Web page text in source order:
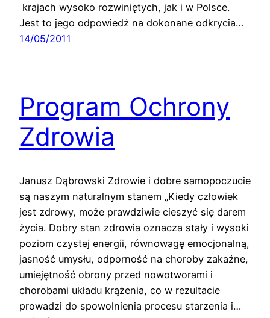
krajach wysoko rozwiniętych, jak i w Polsce.
Jest to jego odpowiedź na dokonane odkrycia…
14/05/2011
Program Ochrony
Zdrowia
Janusz Dąbrowski Zdrowie i dobre samopoczucie
są naszym naturalnym stanem „Kiedy człowiek
jest zdrowy, może prawdziwie cieszyć się darem
życia. Dobry stan zdrowia oznacza stały i wysoki
poziom czystej energii, równowagę emocjonalną,
jasność umysłu, odporność na choroby zakaźne,
umiejętność obrony przed nowotworami i
chorobami układu krążenia, co w rezultacie
prowadzi do spowolnienia procesu starzenia i…